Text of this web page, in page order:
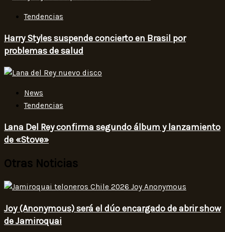
Tendencias
Harry Styles suspende concierto en Brasil por
problemas de salud
News
Tendencias
Lana Del Rey confirma segundo álbum y lanzamiento
de «Stove»
Otras Noticias
Joy (Anonymous) será el dúo encargado de abrir show
de Jamiroquai